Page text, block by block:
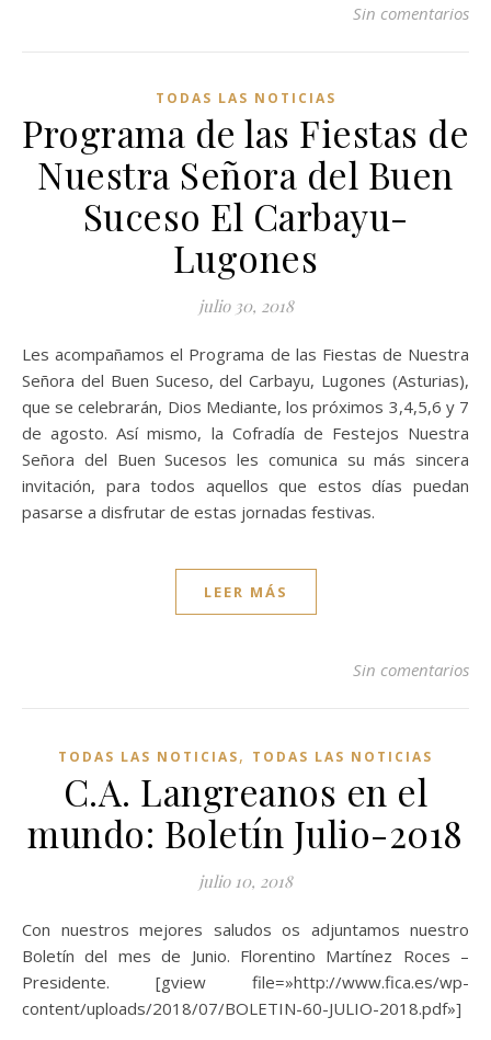
Sin comentarios
TODAS LAS NOTICIAS
Programa de las Fiestas de
Nuestra Señora del Buen
Suceso El Carbayu-
Lugones
julio 30, 2018
Les acompañamos el Programa de las Fiestas de Nuestra
Señora del Buen Suceso, del Carbayu, Lugones (Asturias),
que se celebrarán, Dios Mediante, los próximos 3,4,5,6 y 7
de agosto. Así mismo, la Cofradía de Festejos Nuestra
Señora del Buen Sucesos les comunica su más sincera
invitación, para todos aquellos que estos días puedan
pasarse a disfrutar de estas jornadas festivas.
LEER MÁS
Sin comentarios
TODAS LAS NOTICIAS, TODAS LAS NOTICIAS
C.A. Langreanos en el
mundo: Boletín Julio-2018
julio 10, 2018
Con nuestros mejores saludos os adjuntamos nuestro
Boletín del mes de Junio. Florentino Martínez Roces –
Presidente. [gview file=»http://www.fica.es/wp-
content/uploads/2018/07/BOLETIN-60-JULIO-2018.pdf»]